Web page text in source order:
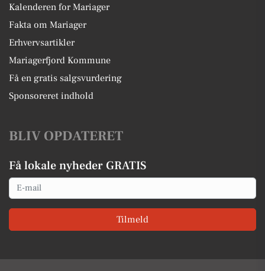
Kalenderen for Mariager
Fakta om Mariager
Erhvervsartikler
Mariagerfjord Kommune
Få en gratis salgsvurdering
Sponsoreret indhold
BLIV OPDATERET
Få lokale nyheder GRATIS
Email
Tilmeld